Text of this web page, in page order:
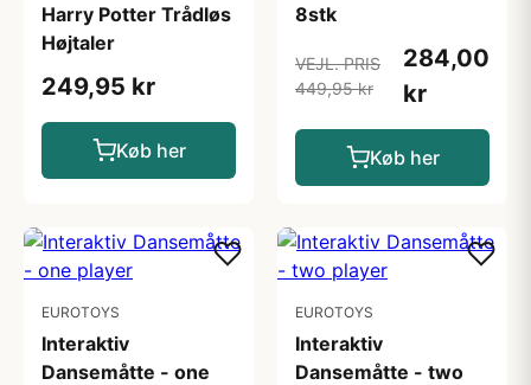
Harry Potter Trådløs
Højtaler
249,95 kr
Køb her
8stk
VEJL. PRIS
449,95 kr
284,00
kr
Køb her
EUROTOYS
Interaktiv
Dansemåtte - one
EUROTOYS
Interaktiv
Dansemåtte - two